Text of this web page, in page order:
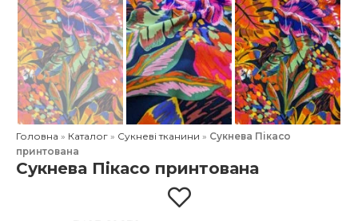
Головна » Каталог » Сукневі тканини » Сукнева Пікасо
принтована
Сукнева Пікасо принтована